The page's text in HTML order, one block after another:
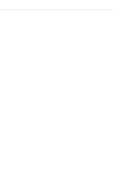
며 반등하는 듯